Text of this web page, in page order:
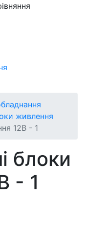
живлення
12В - 1
блоки
- 1